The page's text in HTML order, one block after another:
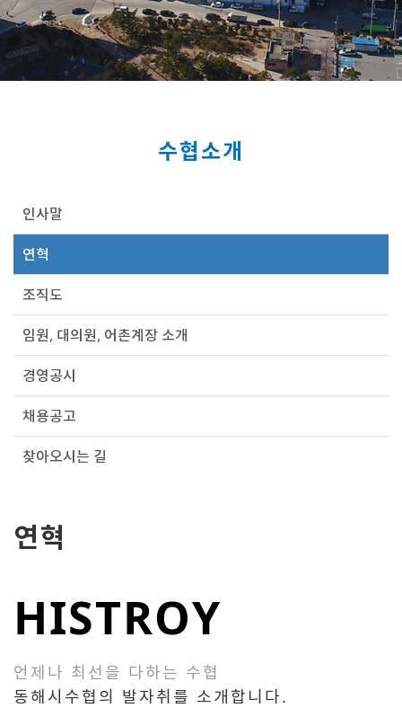
수협소개
인사말
연혁
조직도
임원, 대의원, 어촌계장 소개
경영공시
채용공고
찾아오시는 길
연혁
HISTROY
언제나 최선을 다하는 수협
동해시수협의 발자취를 소개합니다.